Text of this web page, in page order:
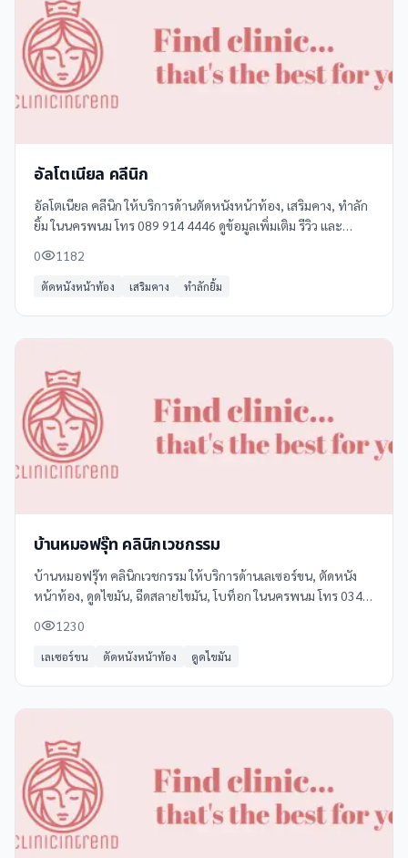
อัลโตเนียล คลีนิก
อัลโตเนียล คลีนิก ให้บริการด้านตัดหนังหน้าท้อง, เสริมคาง, ทำลัก
ยิ้ม ในนครพนม โทร 089 914 4446 ดูข้อมูลเพิ่มเติม รีวิว และ
0 1182
ตัดหนังหน้าท้อง เสริมคาง ทำลักยิ้ม
บ้านหมอฟรุ๊ท คลินิกเวชกรรม
บ้านหมอฟรุ๊ท คลินิกเวชกรรม ให้บริการด้านเลเซอร์ขน, ตัดหนัง
หน้าท้อง, ดูดไขมัน, ฉีดสลายไขมัน, โบท็อก ในนครพนม โทร 034
0 1230
เลเซอร์ขน ตัดหนังหน้าท้อง ดูดไขมัน